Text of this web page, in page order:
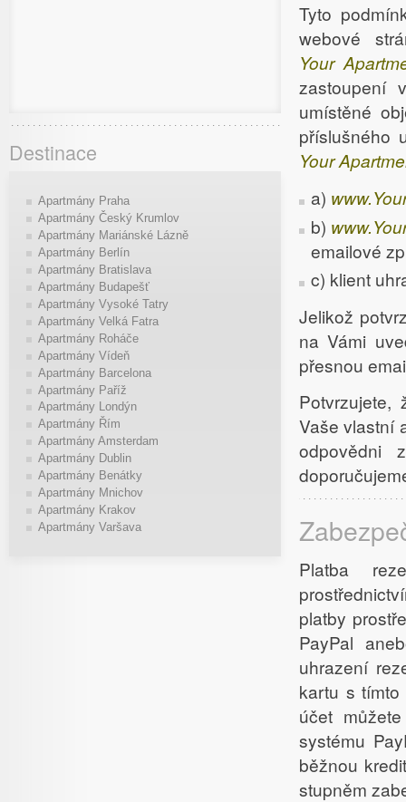
Tyto
webové
Your
zastoupení
umístěné
příslušného
Your
a)
b)
emailové
c) klient
Jelikož
na Vámi
přesnou
Vaše vlastní
odpovědni
Platba
platby
PayPal
uhrazení
kartu s
účet
systému
běžnou
stupněm
Destinace
Apartmány Praha
Apartmány Český Krumlov
Apartmány Mariánské Lázně
Apartmány Berlín
Apartmány Bratislava
Apartmány Budapešť
Apartmány Vysoké Tatry
Apartmány Velká Fatra
Apartmány Roháče
Apartmány Vídeň
Apartmány Barcelona
Apartmány Paříž
Apartmány Londýn
Apartmány Řím
Apartmány Amsterdam
Apartmány Dublin
Apartmány Benátky
Apartmány Mnichov
Apartmány Krakov
Apartmány Varšava